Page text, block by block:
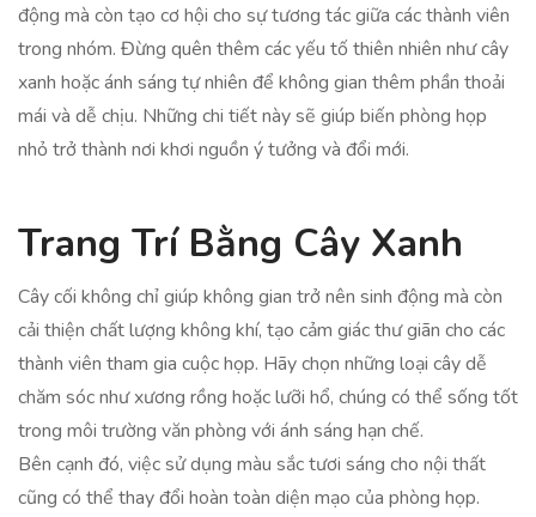
động mà còn tạo cơ hội cho sự tương tác giữa các thành viên
trong nhóm. Đừng quên thêm các yếu tố thiên nhiên như cây
xanh hoặc ánh sáng tự nhiên để không gian thêm phần thoải
mái và dễ chịu. Những chi tiết này sẽ giúp biến phòng họp
nhỏ trở thành nơi khơi nguồn ý tưởng và đổi mới.
Trang Trí Bằng Cây Xanh
Cây cối không chỉ giúp không gian trở nên sinh động mà còn
cải thiện chất lượng không khí, tạo cảm giác thư giãn cho các
thành viên tham gia cuộc họp. Hãy chọn những loại cây dễ
chăm sóc như xương rồng hoặc lưỡi hổ, chúng có thể sống tốt
trong môi trường văn phòng với ánh sáng hạn chế.
Bên cạnh đó, việc sử dụng màu sắc tươi sáng cho nội thất
cũng có thể thay đổi hoàn toàn diện mạo của phòng họp.